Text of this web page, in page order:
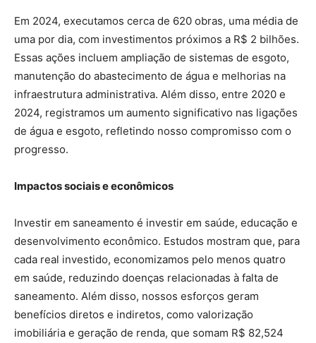
Em 2024, executamos cerca de 620 obras, uma média de
uma por dia, com investimentos próximos a R$ 2 bilhões.
Essas ações incluem ampliação de sistemas de esgoto,
manutenção do abastecimento de água e melhorias na
infraestrutura administrativa. Além disso, entre 2020 e
2024, registramos um aumento significativo nas ligações
de água e esgoto, refletindo nosso compromisso com o
progresso.
Impactos sociais e econômicos
Investir em saneamento é investir em saúde, educação e
desenvolvimento econômico. Estudos mostram que, para
cada real investido, economizamos pelo menos quatro
em saúde, reduzindo doenças relacionadas à falta de
saneamento. Além disso, nossos esforços geram
benefícios diretos e indiretos, como valorização
imobiliária e geração de renda, que somam R$ 82,524